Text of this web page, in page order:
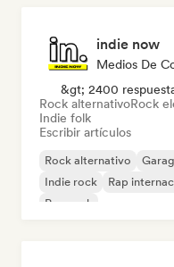
indie now
Medios De
&gt; 2400
Rock alternativoRock
Indie folk
Escribir artículos
Rock alternativo
Indie rock
Rap
Pop rock